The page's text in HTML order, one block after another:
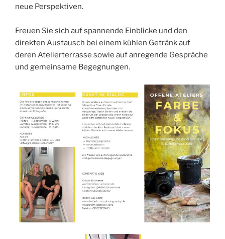
neue Perspektiven.
Freuen Sie sich auf spannende Einblicke und den
direkten Austausch bei einem kühlen Getränk auf
deren Atelierterrasse sowie auf anregende Gespräche
und gemeinsame Begegnungen.